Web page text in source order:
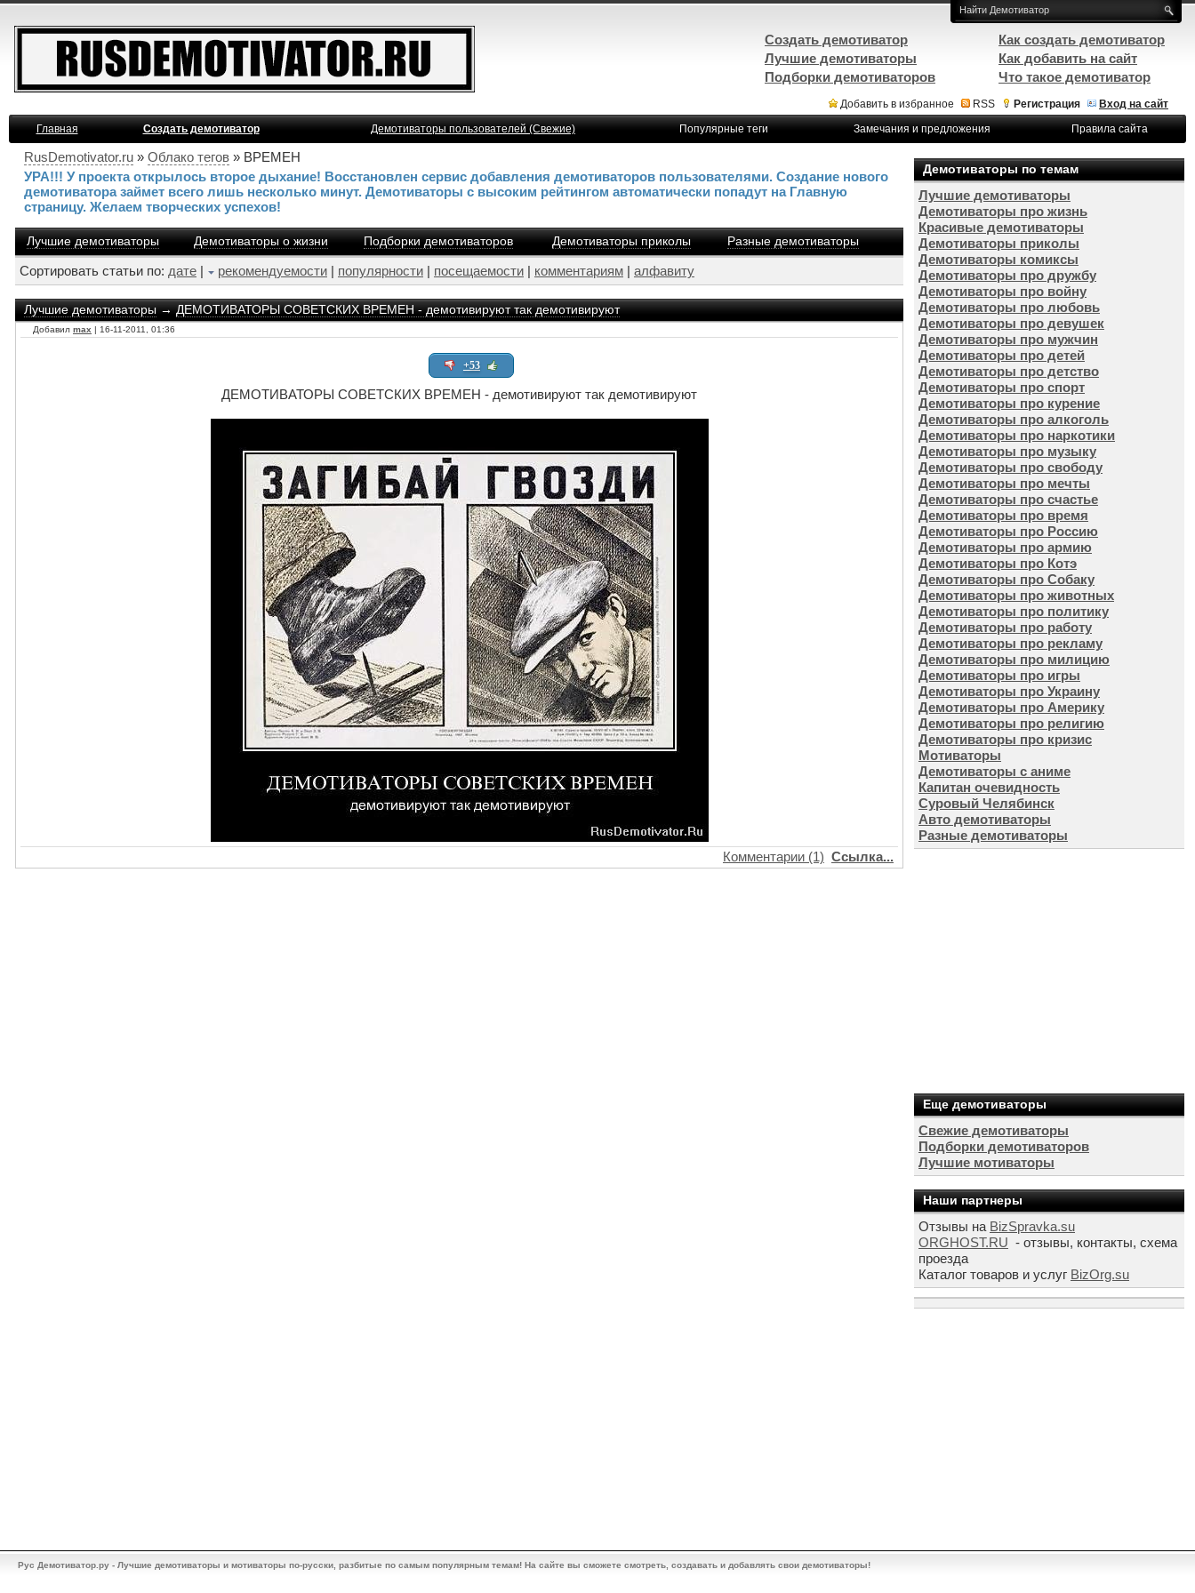
Добавить в избранное RSS Регистрация
Вход на сайт
Главная
Создать демотиватор Демотиваторы пользователей (Свежие) Популярные теги Замечания и предложения Правила сайта
RusDemotivator.ru » Облако тегов » ВРЕМЕН
УРА!!! У проекта открылось второе дыхание! Восстановлен сервис добавления демотиваторов пользователями. Создание нового
демотиватора займет всего лишь несколько минут. Демотиваторы с высоким рейтингом автоматически попадут на Главную
страницу. Желаем творческих успехов!
Лучшие демотиваторы Демотиваторы о жизни Подборки демотиваторов Демотиваторы приколы Разные демотиваторы
Сортировать статьи по: дате | рекомендуемости | популярности | посещаемости | комментариям | алфавиту
Лучшие демотиваторы→ДЕМОТИВАТОРЫ СОВЕТСКИХ ВРЕМЕН - демотивируют так демотивируют
Добавил max | 16-11-2011, 01:36
+53
ДЕМОТИВАТОРЫ СОВЕТСКИХ ВРЕМЕН - демотивируют так демотивируют
Комментарии (1) Ссылка...
Демотиваторы по темам
Лучшие демотиваторы
Демотиваторы про жизнь
Красивые демотиваторы
Демотиваторы приколы
Демотиваторы комиксы
Демотиваторы про дружбу
Демотиваторы про войну
Демотиваторы про любовь
Демотиваторы про девушек
Демотиваторы про мужчин
Демотиваторы про детей
Демотиваторы про детство
Демотиваторы про спорт
Демотиваторы про курение
Демотиваторы про алкоголь
Демотиваторы про наркотики
Демотиваторы про музыку
Демотиваторы про свободу
Демотиваторы про мечты
Демотиваторы про счастье
Демотиваторы про время
Демотиваторы про Россию
Демотиваторы про армию
Демотиваторы про Котэ
Демотиваторы про Собаку
Демотиваторы про животных
Демотиваторы про политику
Демотиваторы про работу
Демотиваторы про рекламу
Демотиваторы про милицию
Демотиваторы про игры
Демотиваторы про Украину
Демотиваторы про Америку
Демотиваторы про религию
Демотиваторы про кризис
Мотиваторы
Демотиваторы с аниме
Капитан очевидность
Суровый Челябинск
Авто демотиваторы
Разные демотиваторы
Еще демотиваторы
Свежие демотиваторы
Подборки демотиваторов
Лучшие мотиваторы
Наши партнеры
Отзывы на BizSpravka.su
ORGHOST.RU - отзывы, контакты, схема
проезда
Каталог товаров и услуг BizOrg.su
Создать демотиватор
Лучшие демотиваторы
Подборки демотиваторов
Как создать демотиватор
Как добавить на сайт
Что такое демотиватор
Рус Демотиватор.ру - Лучшие демотиваторы и мотиваторы по-русски, разбитые по самым популярным темам! На сайте вы сможете смотреть, создавать и добавлять свои демотиваторы!